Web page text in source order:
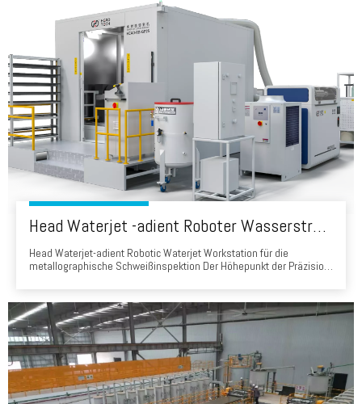
Head Waterjet -adient Roboter Wasserstrahl Workstation für die metallographische Schweißinspektion
Head Waterjet-adient Robotic Waterjet Workstation für die
metallographische Schweißinspektion Der Höhepunkt der Präzision
Schneidlösung